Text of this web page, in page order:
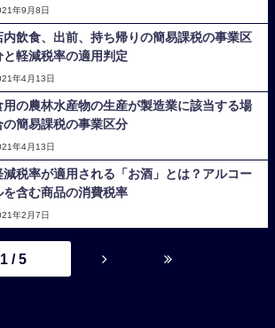
年9月8日
内飲食、出前、持ち帰りの簡易課税の事業区
と軽減税率の適用判定
年4月13日
用の農林水産物の生産が製造業に該当する場
の簡易課税の事業区分
年4月13日
減税率が適用される「お酒」とは？アルコー
を含む商品の消費税率
年2月7日
1 / 5